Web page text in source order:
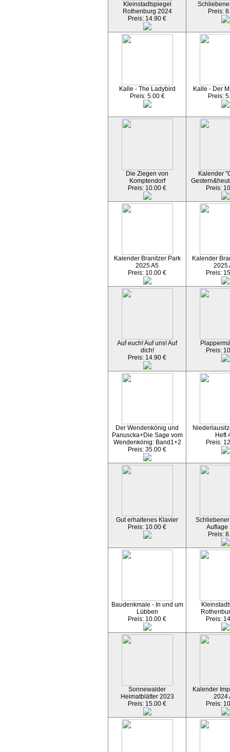
Kleinstadtspiegel
Rothenburg 2024
Preis: 14.90 €
Preis:
Kalle - The Ladybird
Preis: 5.00 €
Kalle - Der
Preis:
Die Ziegen von
Komptendorf
Preis: 10.00 €
Kalender
Preis:
Kalender Branitzer Park
2025 A5
Preis: 10.00 €
Kalender
2025
Preis:
Auf euch! Auf uns! Auf
dich!
Preis: 14.90 €
Preis:
Der Wendenkönig und
Panuscka+Die Sage vom
Wendenkönig: Band1+2
Preis: 35.00 €
Heft
Preis:
Gut erhaltenes Klavier
Preis: 10.00 €
Auflage
Preis:
Baudenkmale - In und um
Lübben
Preis: 10.00 €
Preis:
Sonnewalder
Heimatblätter 2023
Preis: 15.00 €
Kalender
2024
Preis: